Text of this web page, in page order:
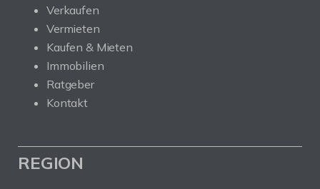
Verkaufen
Vermieten
Kaufen & Mieten
Immobilien
Ratgeber
Kontakt
REGION